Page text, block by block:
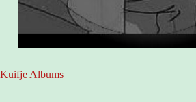
Kuifje Albums